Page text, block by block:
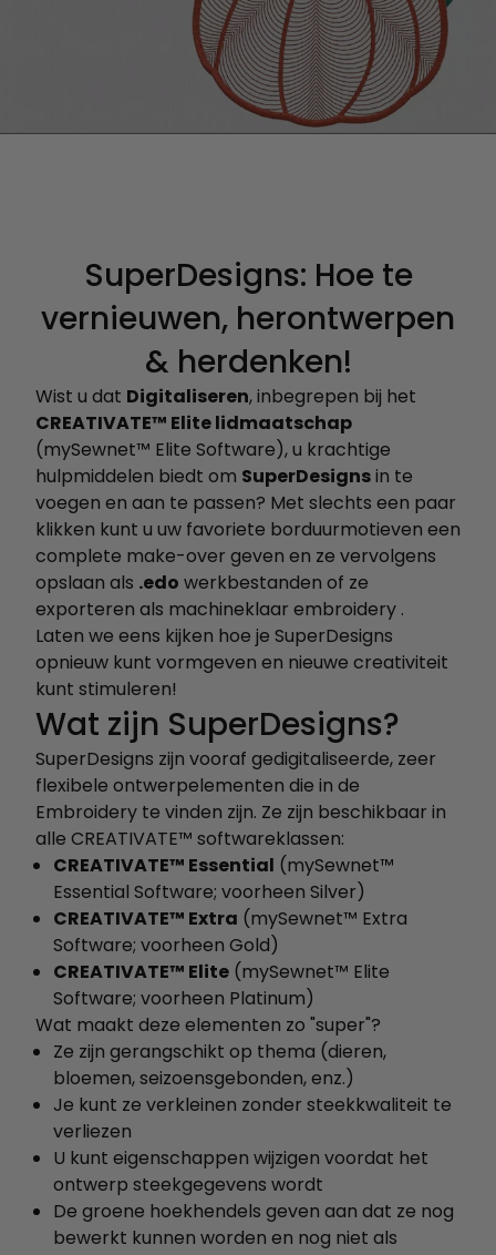
SuperDesigns: Hoe te
vernieuwen, herontwerpen
& herdenken!
Wist u dat Digitaliseren, inbegrepen bij het
CREATIVATE™ Elite lidmaatschap
(mySewnet™ Elite Software), u krachtige
hulpmiddelen biedt om SuperDesignsin te
voegen en aan te passen? Met slechts een paar
klikken kunt u uw favoriete borduurmotieven een
complete make-over geven en ze vervolgens
opslaan als .edo werkbestanden of ze
exporteren als machineklaar embroidery .
Laten we eens kijken hoe je SuperDesigns
opnieuw kunt vormgeven en nieuwe creativiteit
kunt stimuleren!
Wat zijn SuperDesigns?
SuperDesigns zijn vooraf gedigitaliseerde, zeer
flexibele ontwerpelementen die in de
Embroidery te vinden zijn. Ze zijn beschikbaar in
alle CREATIVATE™ softwareklassen:
CREATIVATE™ Essential (mySewnet™
Essential Software; voorheen Silver)
CREATIVATE™ Extra (mySewnet™ Extra
Software; voorheen Gold)
CREATIVATE™ Elite (mySewnet™ Elite
Software; voorheen Platinum)
Wat maakt deze elementen zo "super"?
Ze zijn gerangschikt op thema (dieren,
bloemen, seizoensgebonden, enz.)
Je kunt ze verkleinen zonder steekkwaliteit te
verliezen
U kunt eigenschappen wijzigen voordat het
ontwerp steekgegevens wordt
De groene hoekhendels geven aan dat ze nog
bewerkt kunnen worden en nog niet als